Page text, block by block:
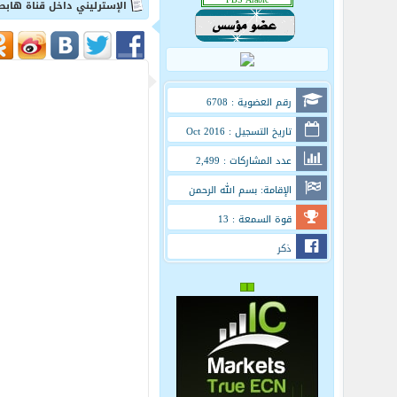
رقم العضوية : 6708
تاريخ التسجيل : Oct 2016
عدد المشاركات : 2,499
الإقامة: بسم الله الرحمن
الرحيم
قوة السمعة : 13
ذكر
الإسترليني داخل قناة